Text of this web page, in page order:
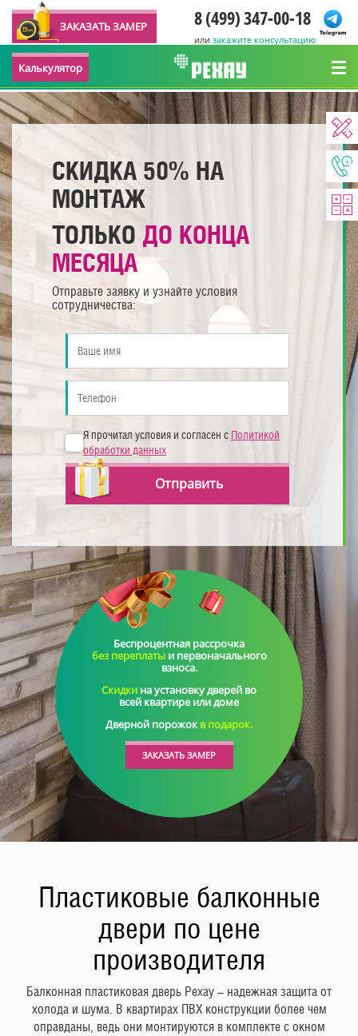
ЗАКАЗАТЬ ЗАМЕР 8 (499) 347-00-18
или закажите консультацию
Калькулятор
СКИДКА 50% НА
МОНТАЖ
ТОЛЬКО ДО КОНЦА
МЕСЯЦА
Отправьте заявку и узнайте условия
сотрудничества:
Я прочитал условия и согласен с Политикой
обработки данных
Отправить
Беспроцентная рассрочка
без переплатыи первоначального
взноса.
Cкидки на установку дверей во
всей квартире или доме
Дверной порожок в подарок.
ЗАКАЗАТЬ ЗАМЕР
Пластиковые балконные
двери по цене
производителя
Балконная пластиковая дверь Рехау – надежная защита от
холода и шума. В квартирах ПВХ конструкции более чем
оправданы, ведь они монтируются в комплекте с окном